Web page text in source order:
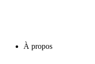
À propos